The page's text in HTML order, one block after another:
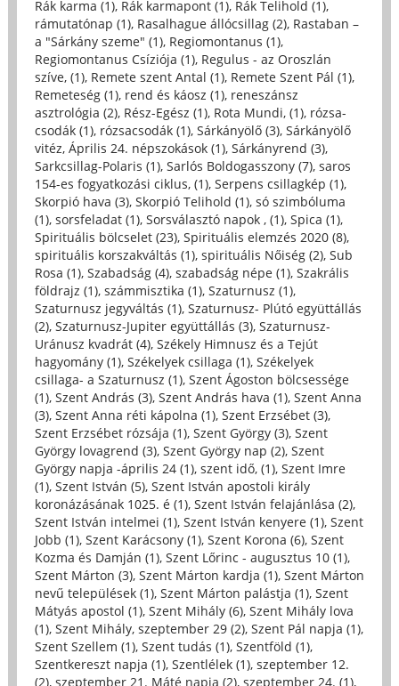
Rák karma (1), Rák karmapont (1), Rák Telihold (1),
rámutatónap (1), Rasalhague állócsillag (2), Rastaban –
a "Sárkány szeme" (1), Regiomontanus (1),
Regiomontanus Csíziója (1), Regulus - az Oroszlán
szíve, (1), Remete szent Antal (1), Remete Szent Pál (1),
Remeteség (1), rend és káosz (1), reneszánsz
asztrológia (2), Rész-Egész (1), Rota Mundi, (1), rózsa-
csodák (1), rózsacsodák (1), Sárkányölő (3), Sárkányölő
vitéz, Április 24. népszokások (1), Sárkányrend (3),
Sarkcsillag-Polaris (1), Sarlós Boldogasszony (7), saros
154-es fogyatkozási ciklus, (1), Serpens csillagkép (1),
Skorpió hava (3), Skorpió Telihold (1), só szimbóluma
(1), sorsfeladat (1), Sorsválasztó napok , (1), Spica (1),
Spirituális bölcselet (23), Spirituális elemzés 2020 (8),
spirituális korszakváltás (1), spirituális Nőiség (2), Sub
Rosa (1), Szabadság (4), szabadság népe (1), Szakrális
földrajz (1), számmisztika (1), Szaturnusz (1),
Szaturnusz jegyváltás (1), Szaturnusz- Plútó együttállás
(2), Szaturnusz-Jupiter együttállás (3), Szaturnusz-
Uránusz kvadrát (4), Székely Himnusz és a Tejút
hagyomány (1), Székelyek csillaga (1), Székelyek
csillaga- a Szaturnusz (1), Szent Ágoston bölcsessége
(1), Szent András (3), Szent András hava (1), Szent Anna
(3), Szent Anna réti kápolna (1), Szent Erzsébet (3),
Szent Erzsébet rózsája (1), Szent György (3), Szent
György lovagrend (3), Szent György nap (2), Szent
György napja -április 24 (1), szent idő, (1), Szent Imre
(1), Szent István (5), Szent István apostoli király
koronázásának 1025. é (1), Szent István felajánlása (2),
Szent István intelmei (1), Szent István kenyere (1), Szent
Jobb (1), Szent Karácsony (1), Szent Korona (6), Szent
Kozma és Damján (1), Szent Lőrinc - augusztus 10 (1),
Szent Márton (3), Szent Márton kardja (1), Szent Márton
nevű települések (1), Szent Márton palástja (1), Szent
Mátyás apostol (1), Szent Mihály (6), Szent Mihály lova
(1), Szent Mihály, szeptember 29 (2), Szent Pál napja (1),
Szent Szellem (1), Szent tudás (1), Szentföld (1),
Szentkereszt napja (1), Szentlélek (1), szeptember 12.
(2), szeptember 21. Máté napja (2), szeptember 24. (1),